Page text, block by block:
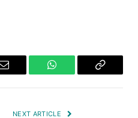
Email WhatsAppCopy
NEXT ARTICLE